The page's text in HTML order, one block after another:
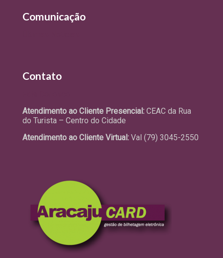
Comunicação
Contato
Atendimento ao Cliente Presencial: CEAC da Rua
do Turista – Centro do Cidade
Atendimento ao Cliente Virtual: Val (79) 3045-2550